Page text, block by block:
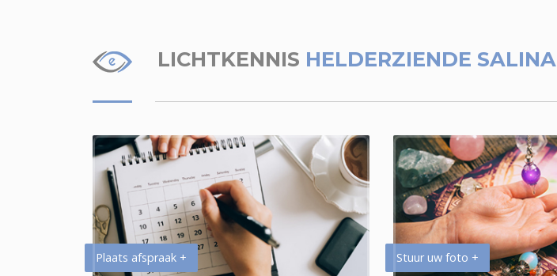
LICHTKENNIS HELDERZIENDE SALINA
Plaats afspraak + Stuur uw foto +